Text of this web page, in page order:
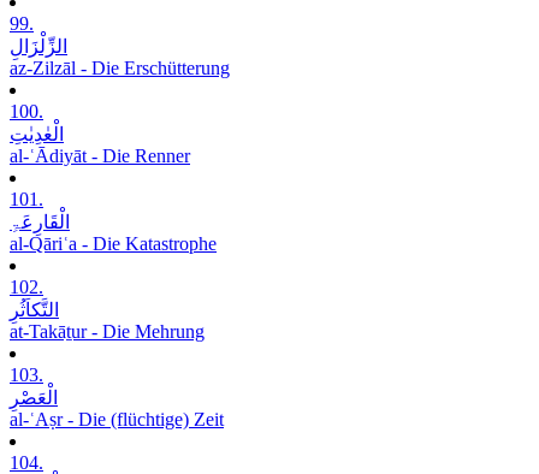
99.
الزِّلْزَالِ
az-Zilzāl - Die Erschütterung
100.
الْعٰدِیٰتِ
al-ʿĀdiyāt - Die Renner
101.
الْقَارِعَۃِ
al-Qāriʿa - Die Katastrophe
102.
التَّکاَثُرِ
at-Takāṯur - Die Mehrung
103.
الْعَصْرِ
al-ʿAṣr - Die (flüchtige) Zeit
104.